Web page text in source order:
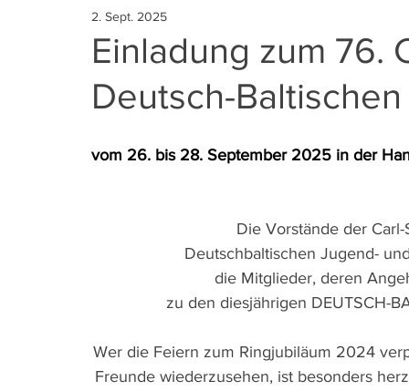
Einladung zum 76.
Deutsch-
2. Sept. 2025
vom 26. bis 28. September 2025 in der
Die Vorstände der
Deutschbaltischen Jugend-
die Mitglieder, deren
zu den diesjährigen DEUTSCH-
Wer die Feiern zum Ringjubiläum 2024
Freunde wiederzusehen, ist besonders